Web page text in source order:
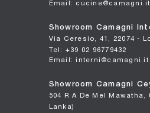
Email: cucine@camagni.it
Showroom Camagni
Via Ceresio, 41, 22074 -
Tel: +39 02 96779432
Email: interni@camagni.it
Showroom Camagni
504 R A De Mel Mawatha,
Lanka)